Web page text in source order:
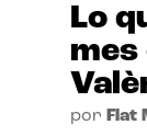
Lo
mes
por Flat